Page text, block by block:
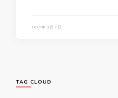
2022年 9月 2日
TAG CLOUD